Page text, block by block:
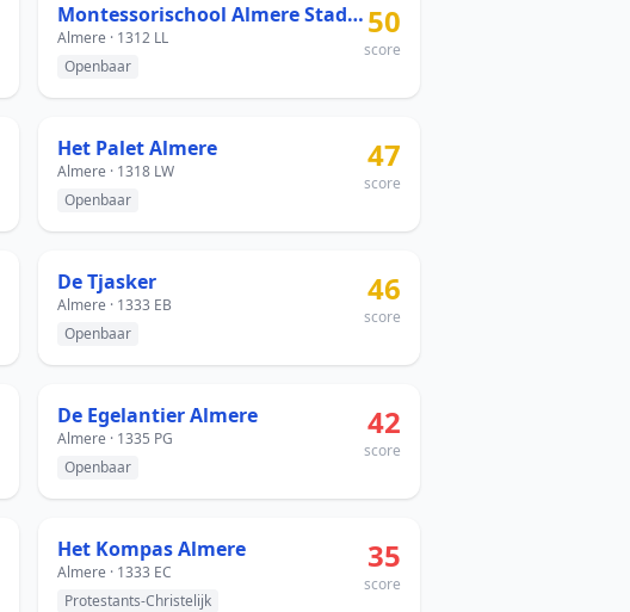
Montessorischool Almere Stad - Contrabasweg
Almere · 1312 LL
Openbaar
50
score
Het Palet Almere
Almere · 1318 LW
Openbaar
47
score
De Tjasker
Almere · 1333 EB
Openbaar
46
score
De Egelantier Almere
Almere · 1335 PG
Openbaar
42
score
Het Kompas Almere
Almere · 1333 EC
Protestants-Christelijk
35
score